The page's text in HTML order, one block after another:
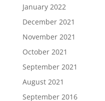
January 2022
December 2021
November 2021
October 2021
September 2021
August 2021
September 2016